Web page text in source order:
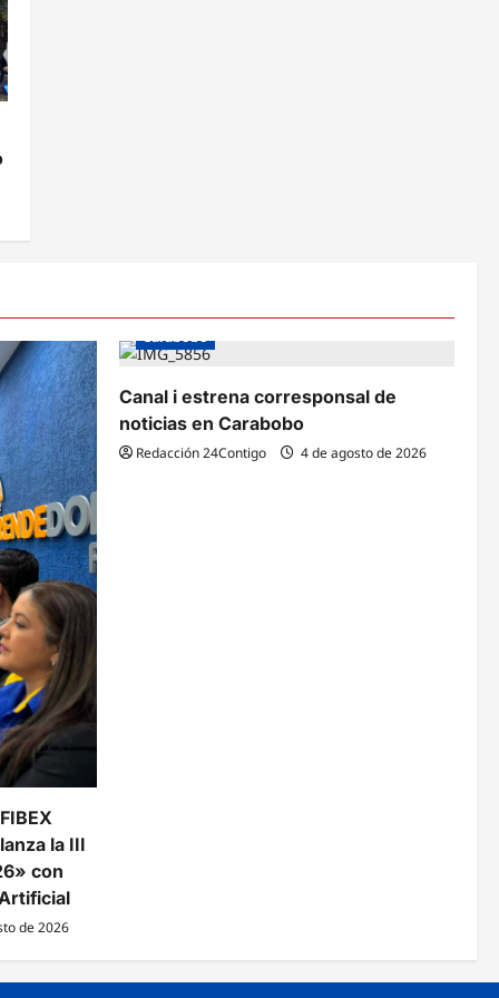
la III
con
de 2026
Carabobo
Canal i estrena corresponsal de
noticias en Carabobo
Redacción 24Contigo 4 de agosto de 2026